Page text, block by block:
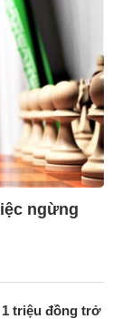
ngừng
triệu đồng trở